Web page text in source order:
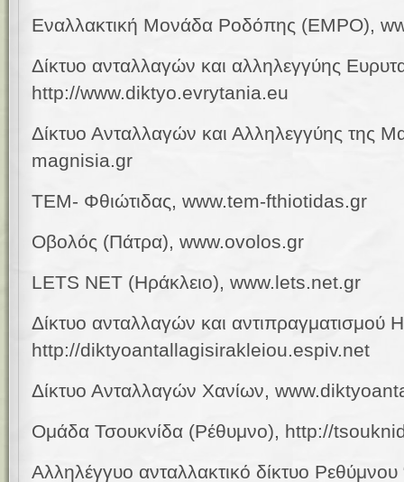
Εναλλακτική Μονάδα Ροδόπης (ΕΜΡΟ),
Δίκτυο ανταλλαγών και αλληλεγγύης
http://www.diktyo.evrytania.eu
Δίκτυο Ανταλλαγών και Αλληλεγγύης της
magnisia.gr
ΤΕΜ- Φθιώτιδας, www.tem-fthiotidas.gr
Οβολός (Πάτρα), www.ovolos.gr
LETS NET (Ηράκλειο), www.lets.net.gr
Δίκτυο ανταλλαγών και αντιπραγματισμού
http://diktyoantallagisirakleiou.espiv.net
Δίκτυο Ανταλλαγών Χανίων,
Ομάδα Τσουκνίδα (Ρέθυμνο), http://
Αλληλέγγυο ανταλλακτικό δίκτυο